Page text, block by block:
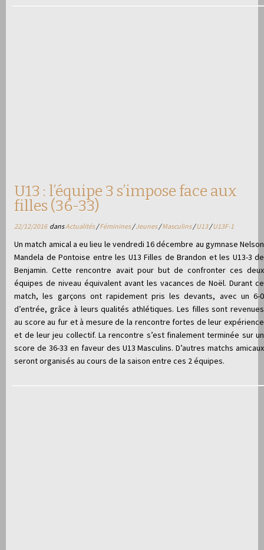
U13 : l’équipe 3 s’impose face aux
filles (36-33)
22/12/2016dansActualités/Féminines/Jeunes/Masculins/U13/U13F-1
Un match amical a eu lieu le vendredi 16 décembre au gymnase Nelson
Mandela de Pontoise entre les U13 Filles de Brandon et les U13-3 de
Benjamin. Cette rencontre avait pour but de confronter ces deux
équipes de niveau équivalent avant les vacances de Noël. Durant ce
match, les garçons ont rapidement pris les devants, avec un 6-0
d’entrée, grâce à leurs qualités athlétiques. Les filles sont revenues
au score au fur et à mesure de la rencontre fortes de leur expérience
et de leur jeu collectif. La rencontre s’est finalement terminée sur un
score de 36-33 en faveur des U13 Masculins. D’autres matchs amicaux
seront organisés au cours de la saison entre ces 2 équipes.